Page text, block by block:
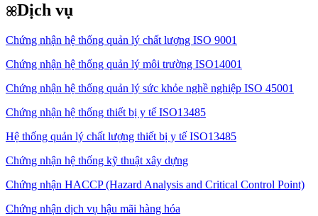
Dịch vụ
Chứng nhận hệ thống quản lý chất lượng ISO 9001
Chứng nhận hệ thống quản lý môi trường ISO14001
Chứng nhận hệ thống quản lý sức khỏe nghề nghiệp ISO 45001
Chứng nhận hệ thống thiết bị y tế ISO13485
Hệ thống quản lý chất lượng thiết bị y tế ISO13485
Chứng nhận hệ thống kỹ thuật xây dựng
Chứng nhận HACCP (Hazard Analysis and Critical Control Point)
Chứng nhận dịch vụ hậu mãi hàng hóa